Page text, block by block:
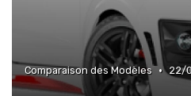
Comparaison des Modèles • 22/